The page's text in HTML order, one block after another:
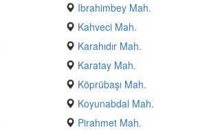
Ibrahimbey Mah.
Kahveci Mah.
Karahıdır Mah.
Karatay Mah.
Köprübaşı Mah.
Koyunabdal Mah.
Pirahmet Mah.